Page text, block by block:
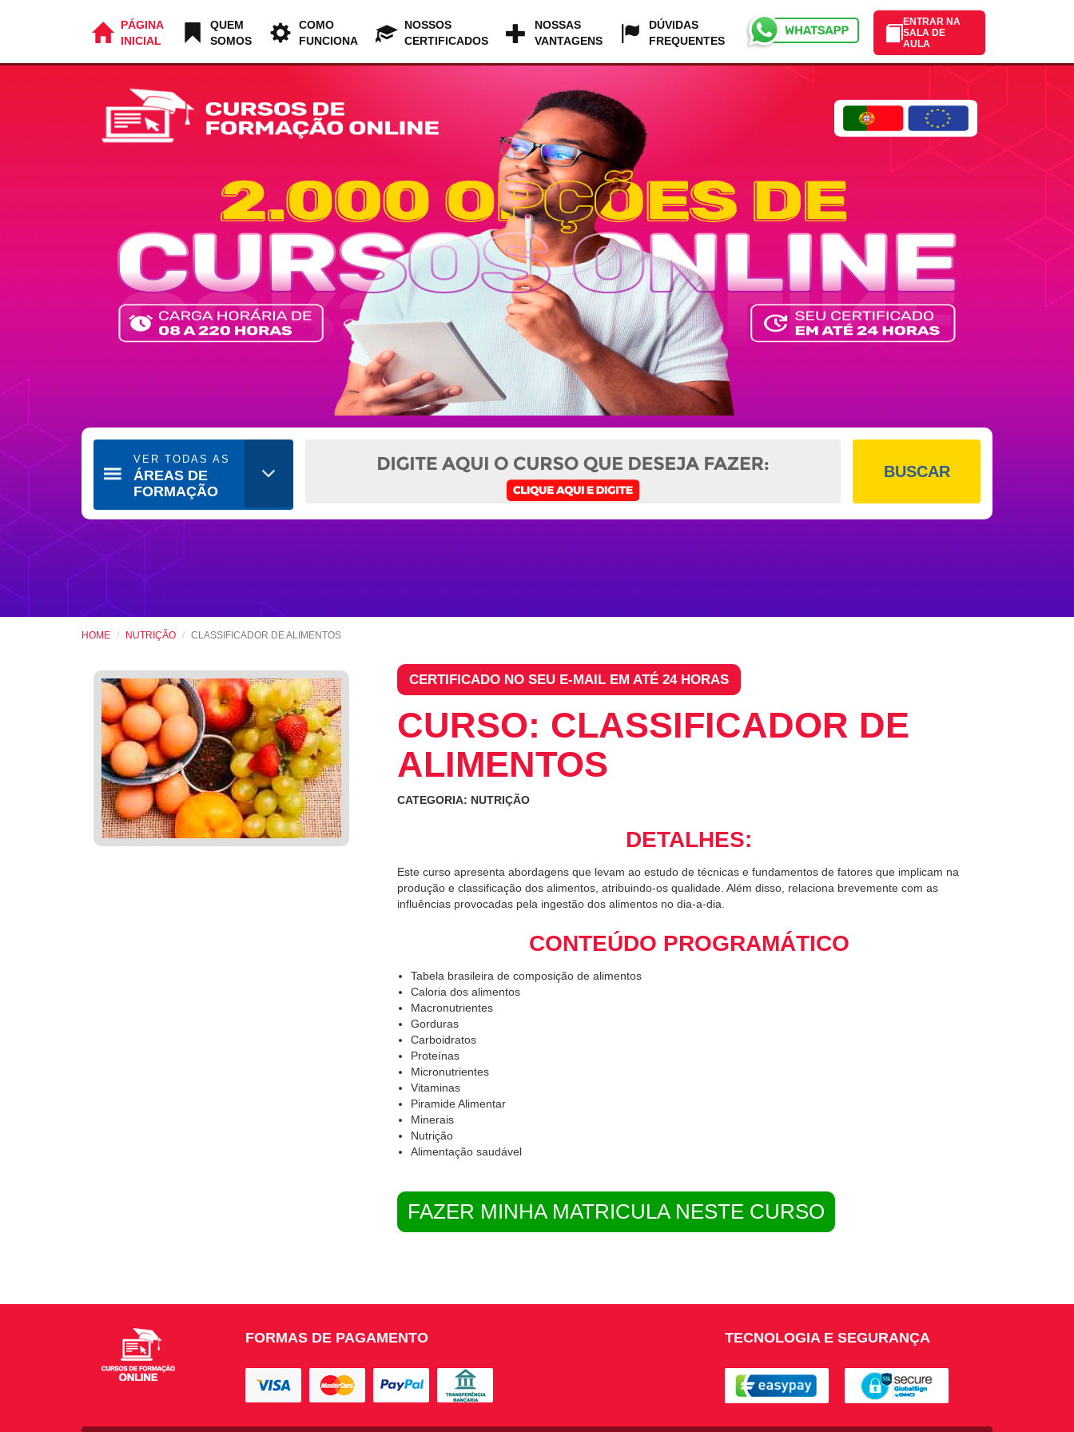
PÁGINA
INICIAL
QUEM
SOMOS
COMO
FUNCIONA
NOSSOS
CERTIFICADOS
NOSSAS
VANTAGENS
DÚVIDAS
FREQUENTES
ENTRAR NA
SALA DE
AULA
VER TODAS AS
ÁREAS DE
FORMAÇÃO
BUSCAR
HOME NUTRIÇÃO CLASSIFICADOR DE ALIMENTOS
CERTIFICADO NO SEU E-MAIL EM ATÉ 24 HORAS
CURSO: CLASSIFICADOR DE
ALIMENTOS
CATEGORIA: NUTRIÇÃO
DETALHES:
Este curso apresenta abordagens que levam ao estudo de técnicas e fundamentos de fatores que implicam na
produção e classificação dos alimentos, atribuindo-os qualidade. Além disso, relaciona brevemente com as
influências provocadas pela ingestão dos alimentos no dia-a-dia.
CONTEÚDO PROGRAMÁTICO
Tabela brasileira de composição de alimentos
Caloria dos alimentos
Macronutrientes
Gorduras
Carboidratos
Proteínas
Micronutrientes
Vitaminas
Piramide Alimentar
Minerais
Nutrição
Alimentação saudável
FAZER MINHA MATRICULA NESTE CURSO
FORMAS DE PAGAMENTO TECNOLOGIA E SEGURANÇA